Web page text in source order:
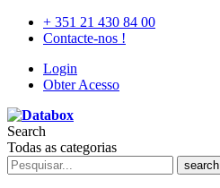
+ 351 21 430 84 00
Contacte-nos !
Login
Obter Acesso
Search
Todas as categorias
search